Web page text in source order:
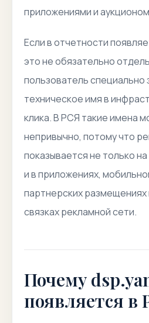
приложениями и
Если в отчетности
это не обязательно
пользователь специально
техническое имя в
клика. В РСЯ такие имена
непривычно, потому что
показывается не только
и в приложениях,
партнерских размещениях
связках рекламной сети.
Почему
появляется в